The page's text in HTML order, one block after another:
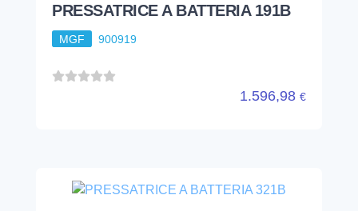
PRESSATRICE A BATTERIA 191B
MGF 900919
1.596,98 €